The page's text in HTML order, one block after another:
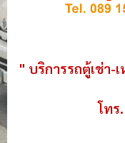
" บริการรถตู้เช่า-
โทร